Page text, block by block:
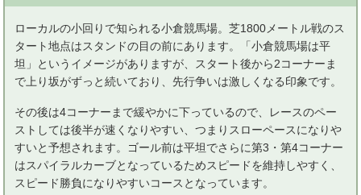
ローカルの小回りで知られる小倉競馬場。芝1800メートル戦のス
タート地点はスタンドの目の前にあります。「小倉競馬場は平
坦」というイメージがありますが、スタート後から2コーナーま
で上り坂がずっと続いており、先行争いは激しくなる印象です。
その後は4コーナーまで緩やかに下っているので、レースのペー
ストしては後半が速くなりやすい、つまりスローペースになりや
すいと予想されます。ゴール前は平坦でさらに第3・第4コーナー
はスパイラルカーブとなっているためスピードを維持しやすく、
スピード勝負になりやすいコースとなっています。